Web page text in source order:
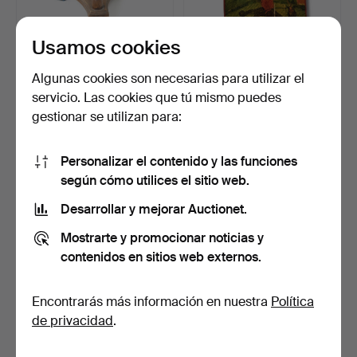
ELEGANCIA CLÁSICA:
TABURETE DE PIANO DE
MA…
Subastado 22 abr 2024
3 pujas
98 USD
COMO CAZADOR DE
DRAGON…
Subastado 2 ene 2025
12 pujas
MESA AUXILIAR DE
Usamos cookies
Algunas cookies son necesarias para utilizar el
servicio. Las cookies que tú mismo puedes
gestionar se utilizan para:
Personalizar el contenido y las funciones
según cómo utilices el sitio web.
Desarrollar y mejorar Auctionet.
Mostrarte y promocionar noticias y
contenidos en sitios web externos.
Encontrarás más información en nuestra Política
de privacidad.